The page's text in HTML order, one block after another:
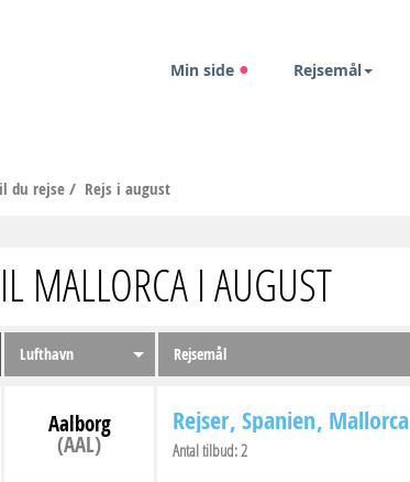
Min side Rejsemål
du rejse/ Rejs i august
MALLORCA I AUGUST
Lufthavn Rejsemål
Aalborg
(AAL)
Rejser Spanien Mallorca
Antal tilbud:2